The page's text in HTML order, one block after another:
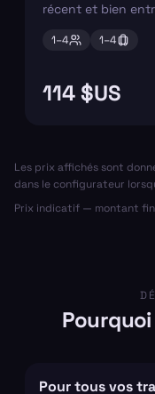
récent et bien
1–4 1–4
114 $US
Les prix affichés sont
dans le configurateur
Prix indicatif — montant
Pour tous vos